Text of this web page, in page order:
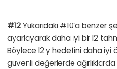
#12Yukarıdaki #10’a benzer
ayarlayarak daha iyi bir l2
Böylece l2 y hedefini daha iyi
güvenli değerlerde